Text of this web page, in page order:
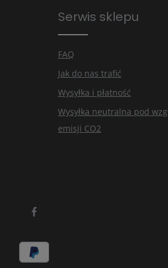
Serwis sklepu
FAQ
Jak do nas trafić
Wysyłka i płatność
Wysyłka neutralna pod
emisji CO2